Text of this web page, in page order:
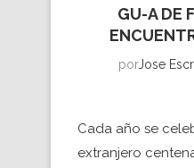
GU-A DE
porJose
Cada año se
extranjero